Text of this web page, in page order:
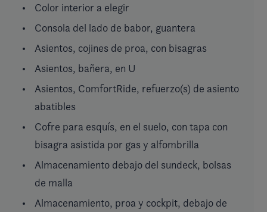
Color interior a elegir
Consola del lado de babor, guantera
Asientos, cojines de proa, con bisagras
Asientos, bañera, en U
Asientos, ComfortRide, refuerzo(s) de asiento
abatibles
Cofre para esquís, en el suelo, con tapa con
bisagra asistida por gas y alfombrilla
Almacenamiento debajo del sundeck, bolsas
de malla
Almacenamiento, proa y cockpit, debajo de